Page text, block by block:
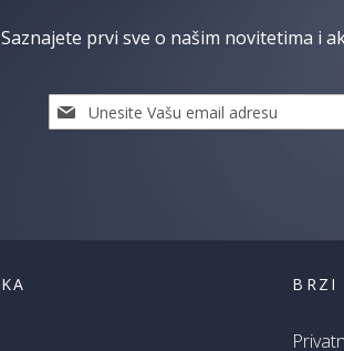
Saznajete prvi sve o našim novitetima i
Prijavi
se
BRZI